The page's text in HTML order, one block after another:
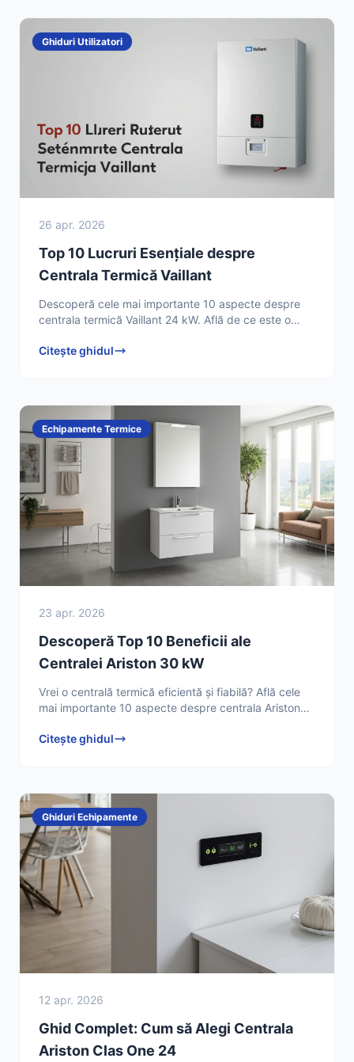
Ghiduri Utilizatori
26 apr. 2026
Top 10 Lucruri Esențiale despre
Centrala Termică Vaillant
Descoperă cele mai importante 10 aspecte despre
centrala termică Vaillant 24 kW. Află de ce este o
acum!
Citește ghidul
Echipamente Termice
23 apr. 2026
Descoperă Top 10 Beneficii ale
Centralei Ariston 30 kW
Vrei o centrală termică eficientă și fiabilă? Află cele
mai importante 10 aspecte despre centrala Ariston
Citește ghidul
Ghiduri Echipamente
12 apr. 2026
Ghid Complet: Cum să Alegi Centrala
Ariston Clas One 24